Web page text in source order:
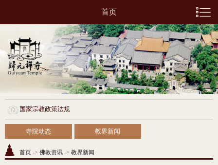
首页
国家宗教政策法规
寺院动态 教界新闻
首页 -> 佛教资讯 -> 教界新闻